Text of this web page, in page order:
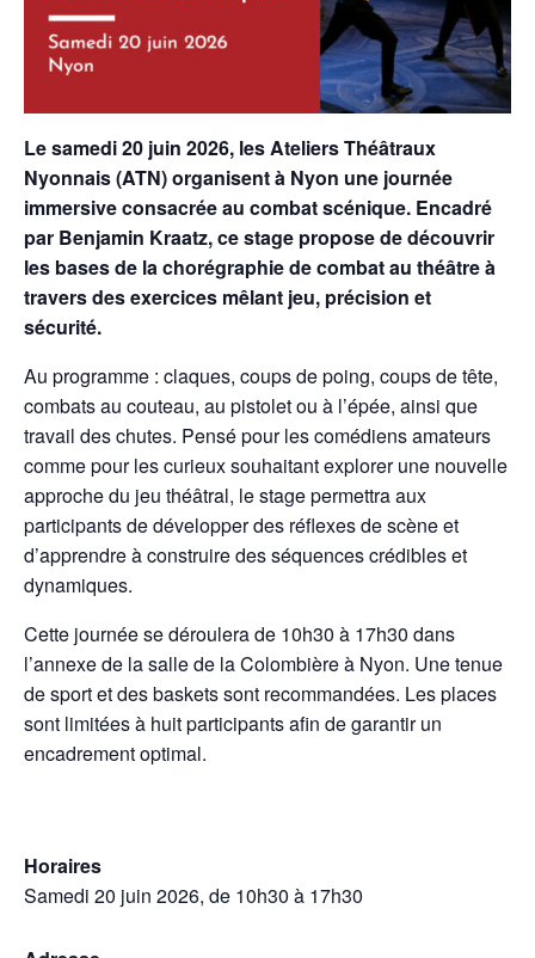
Le samedi 20 juin 2026, les Ateliers Théâtraux
Nyonnais (ATN) organisent à Nyon une journée
immersive consacrée au combat scénique. Encadré
par Benjamin Kraatz, ce stage propose de découvrir
les bases de la chorégraphie de combat au théâtre à
travers des exercices mêlant jeu, précision et
sécurité.
Au programme : claques, coups de poing, coups de tête,
combats au couteau, au pistolet ou à l’épée, ainsi que
travail des chutes. Pensé pour les comédiens amateurs
comme pour les curieux souhaitant explorer une nouvelle
approche du jeu théâtral, le stage permettra aux
participants de développer des réflexes de scène et
d’apprendre à construire des séquences crédibles et
dynamiques.
Cette journée se déroulera de 10h30 à 17h30 dans
l’annexe de la salle de la Colombière à Nyon. Une tenue
de sport et des baskets sont recommandées. Les places
sont limitées à huit participants afin de garantir un
encadrement optimal.
Horaires
Samedi 20 juin 2026, de 10h30 à 17h30